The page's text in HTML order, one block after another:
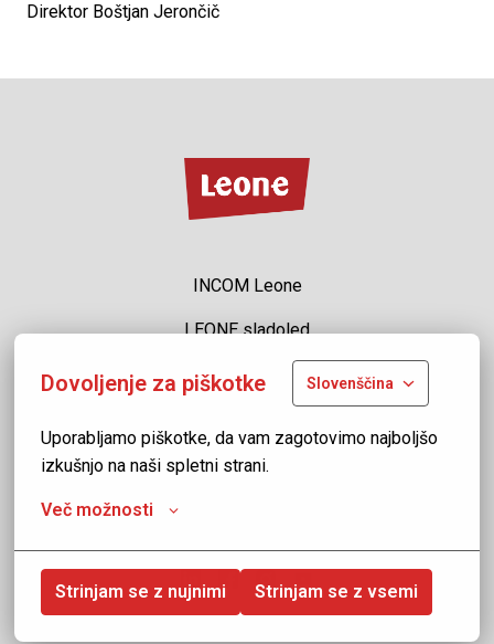
Dovoljenje za piškotke Slovenščina
Uporabljamo piškotke, da vam zagotovimo najboljšo
izkušnjo na naši spletni strani.
Več možnosti
Strinjam se z nujnimi Strinjam se z vsemi
Direktor Boštjan Jerončič
Homepage
INCOM Leone
LEONE sladoled
AL!VE sladoled
JAMAICA sladoled
Politika zasebnosti